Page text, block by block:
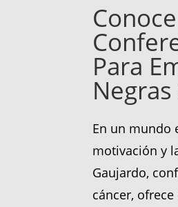
Para
En un mundo
motivación y
Gaujardo,
cáncer,